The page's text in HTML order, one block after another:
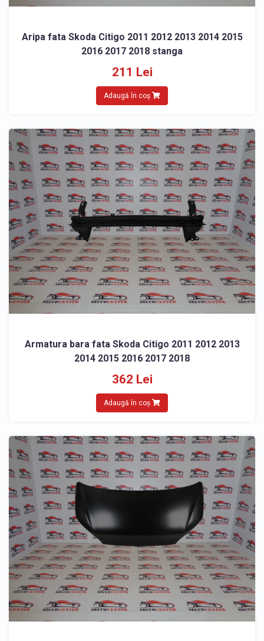
Aripa fata Skoda Citigo 2011 2012 2013 2014 2015
2016 2017 2018 stanga
211 Lei
Adaugă în coș
Armatura bara fata Skoda Citigo 2011 2012 2013
2014 2015 2016 2017 2018
362 Lei
Adaugă în coș